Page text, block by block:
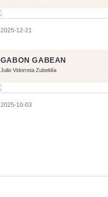
2025-12-21
GABON GABEAN
Julio Vidorreta Zubeldía
2025-10-03